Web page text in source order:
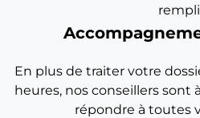
En plus de traiter votre
heures, nos conseillers sont
répondre à toutes